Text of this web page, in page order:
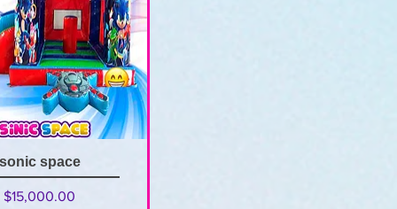
sonic space
Precio
$15,000.00